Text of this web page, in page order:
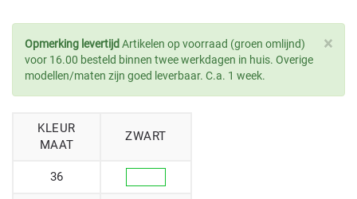
×
Opmerking levertijd Artikelen op voorraad (groen omlijnd)
voor 16.00 besteld binnen twee werkdagen in huis. Overige
modellen/maten zijn goed leverbaar. C.a. 1 week.
KLEUR
MAAT
ZWART
36